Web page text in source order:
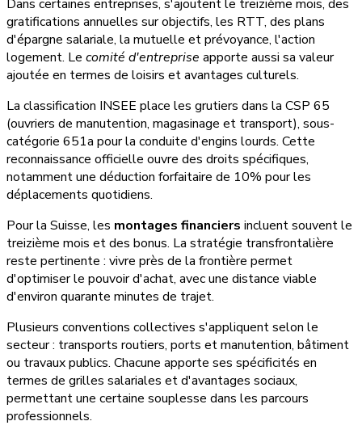
Dans certaines entreprises, s'ajoutent le treizième mois, des
gratifications annuelles sur objectifs, les RTT, des plans
d'épargne salariale, la mutuelle et prévoyance, l'action
logement. Le comité d'entreprise apporte aussi sa valeur
ajoutée en termes de loisirs et avantages culturels.
La classification INSEE place les grutiers dans la CSP 65
(ouvriers de manutention, magasinage et transport), sous-
catégorie 651a pour la conduite d'engins lourds. Cette
reconnaissance officielle ouvre des droits spécifiques,
notamment une déduction forfaitaire de 10% pour les
déplacements quotidiens.
Pour la Suisse, les montages financiers incluent souvent le
treizième mois et des bonus. La stratégie transfrontalière
reste pertinente : vivre près de la frontière permet
d'optimiser le pouvoir d'achat, avec une distance viable
d'environ quarante minutes de trajet.
Plusieurs conventions collectives s'appliquent selon le
secteur : transports routiers, ports et manutention, bâtiment
ou travaux publics. Chacune apporte ses spécificités en
termes de grilles salariales et d'avantages sociaux,
permettant une certaine souplesse dans les parcours
professionnels.